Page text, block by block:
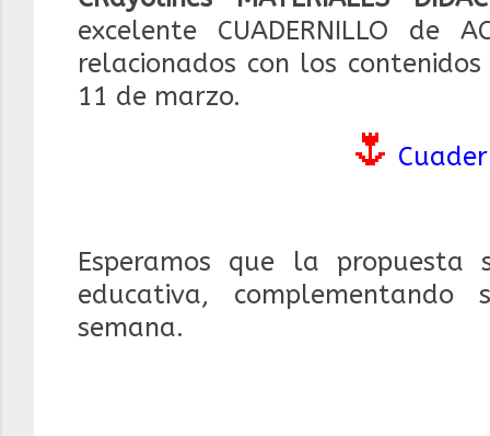
excelente CUADERNILLO de
relacionados con los
11 de marzo.
🌷
Esperamos que la
educativa,
semana.